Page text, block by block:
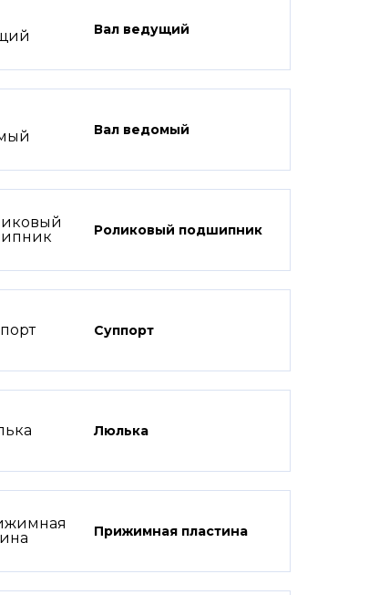
Вал ведущий
Вал ведомый
Роликовый подшипник
Суппорт
Люлька
Прижимная пластина